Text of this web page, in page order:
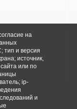
на
тип и версия
источник,
или по
ip-
и